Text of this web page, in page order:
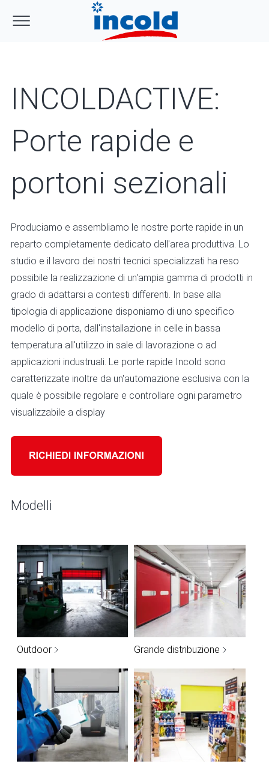
INCOLDACTIVE:
Porte rapide e
portoni sezionali
Produciamo e assembliamo le nostre porte rapide in un
reparto completamente dedicato dell'area produttiva. Lo
studio e il lavoro dei nostri tecnici specializzati ha reso
possibile la realizzazione di un'ampia gamma di prodotti in
grado di adattarsi a contesti differenti. In base alla
tipologia di applicazione disponiamo di uno specifico
modello di porta, dall'installazione in celle in bassa
temperatura all'utilizzo in sale di lavorazione o ad
applicazioni industruali. Le porte rapide Incold sono
caratterizzate inoltre da un'automazione esclusiva con la
quale è possibile regolare e controllare ogni parametro
visualizzabile a display
Modelli
Outdoor Grande distribuzione